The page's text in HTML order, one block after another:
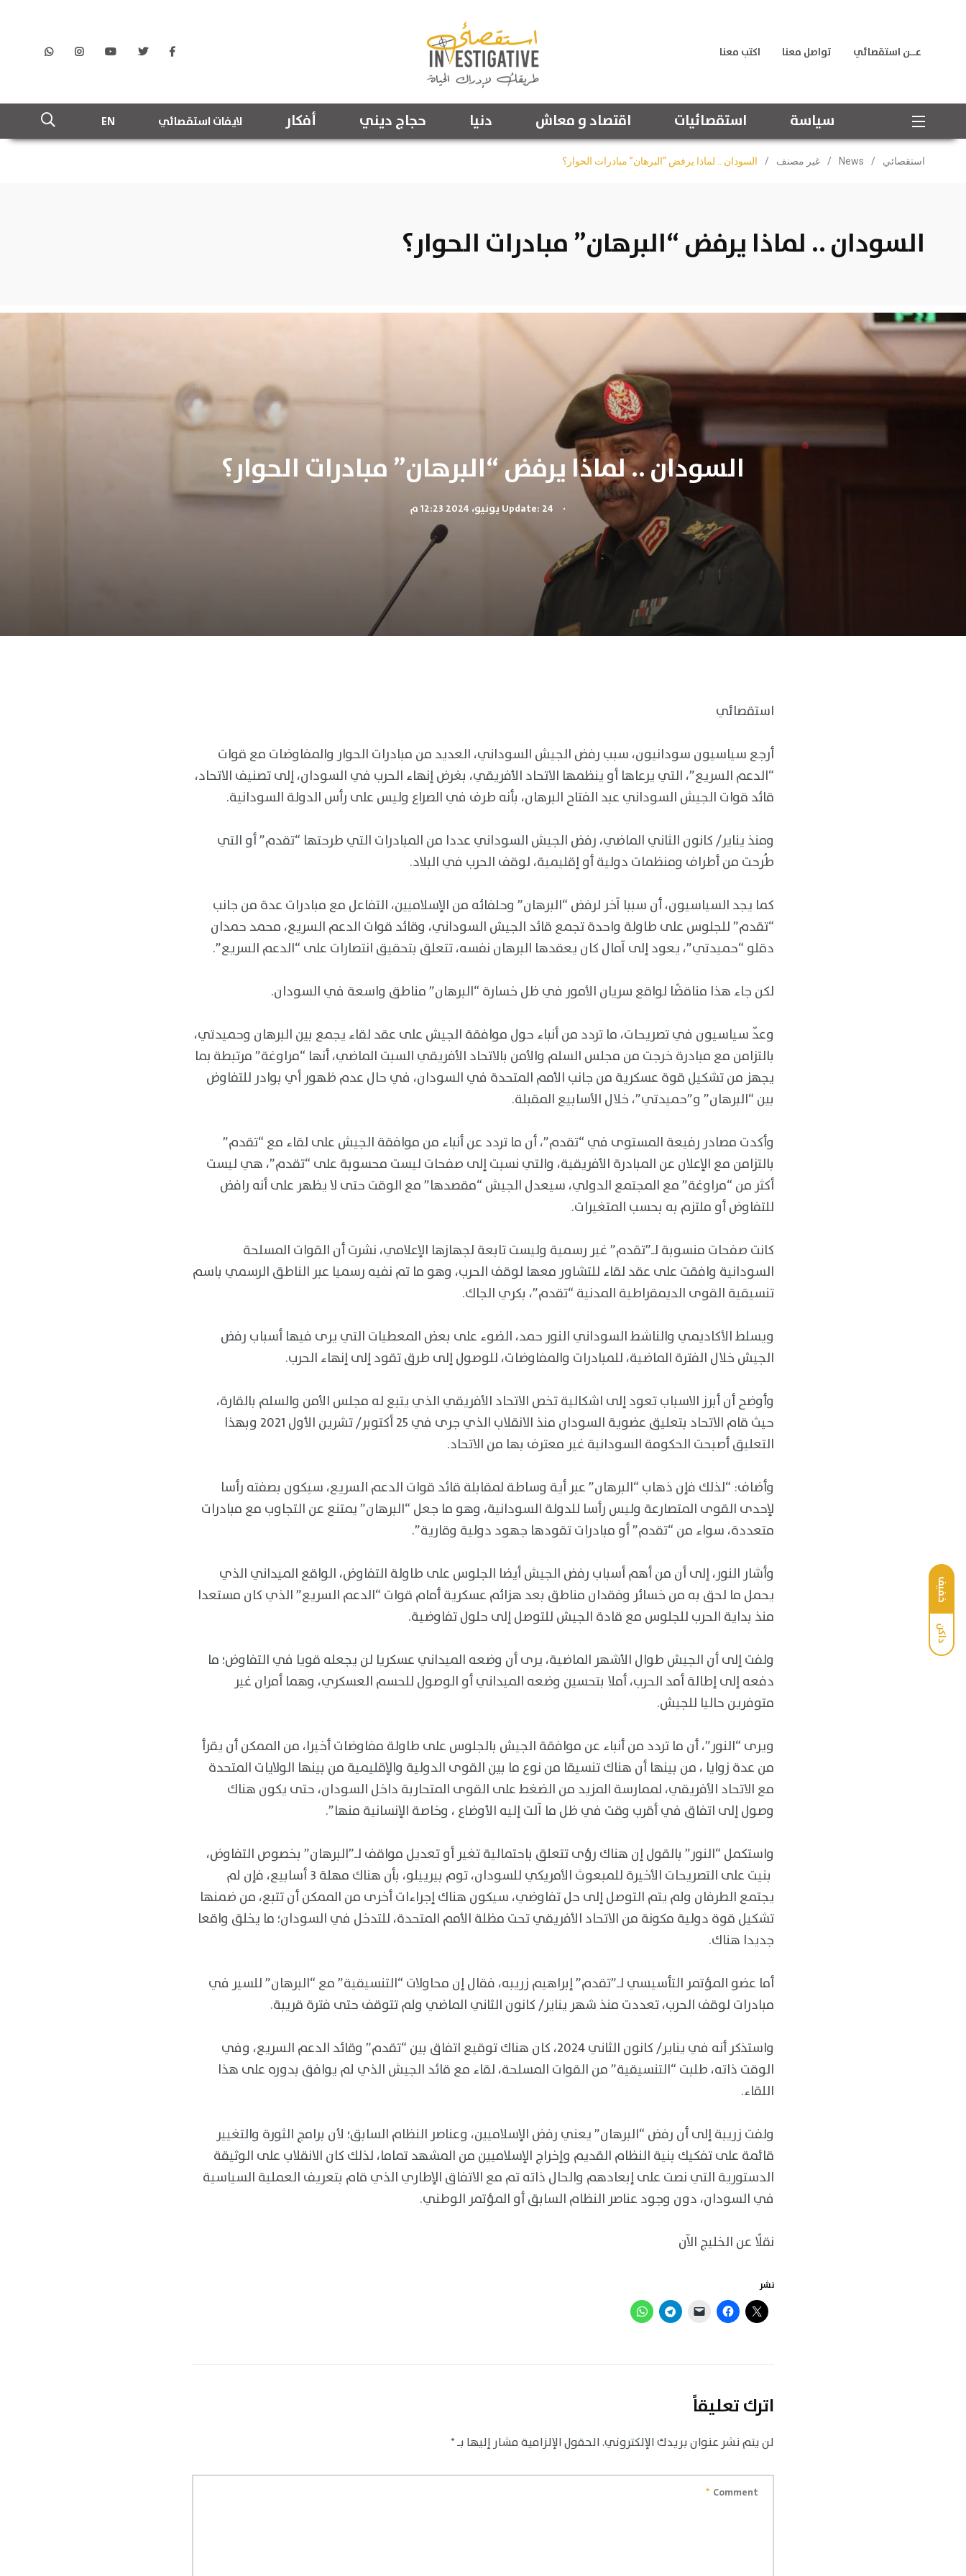
خفيف
داكن
عــن استقصائي تواصل معنا اكتب معنا
سياسة استقصائيات اقتصاد و معاش دنيا حجاج ديني أفكار لايفات استقصائي EN
استقصائي /
News
/ غير مصنف / السودان .. لماذا يرفض “البرهان” مبادرات الحوار؟
السودان .. لماذا يرفض “البرهان” مبادرات الحوار؟
السودان .. لماذا يرفض “البرهان” مبادرات الحوار؟
.
استقصائي
أرجع سياسيون سودانيون، سبب رفض الجيش السوداني، العديد من مبادرات الحوار والمفاوضات مع قوات
“الدعم السريع”، التي يرعاها أو ينظمها الاتحاد الأفريقي، بغرض إنهاء الحرب في السودان، إلى تصنيف الاتحاد،
قائد قوات الجيش السوداني عبد الفتاح البرهان، بأنه طرف في الصراع وليس على رأس الدولة السودانية.
ومنذ يناير/ كانون الثاني الماضي، رفض الجيش السوداني عددا من المبادرات التي طرحتها “تقدم” أو التي
طُرحت من أطراف ومنظمات دولية أو إقليمية، لوقف الحرب في البلاد.
كما يجد السياسيون، أن سببا آخر لرفض “البرهان” وحلفائه من الإسلاميين، التفاعل مع مبادرات عدة من جانب
“تقدم” للجلوس على طاولة واحدة تجمع قائد الجيش السوداني، وقائد قوات الدعم السريع، محمد حمدان
دقلو “حميدتي”، يعود إلى آمال كان يعقدها البرهان نفسه، تتعلق بتحقيق انتصارات على “الدعم السريع”.
لكن جاء هذا مناقضًا لواقع سريان الأمور في ظل خسارة “البرهان” مناطق واسعة في السودان.
وعدّ سياسيون في تصريحات، ما تردد من أنباء حول موافقة الجيش على عقد لقاء يجمع بين البرهان وحميدتي،
بالتزامن مع مبادرة خرجت من مجلس السلم والأمن بالاتحاد الأفريقي السبت الماضي، أنها “مراوغة” مرتبطة بما
يجهز من تشكيل قوة عسكرية من جانب الأمم المتحدة في السودان، في حال عدم ظهور أي بوادر للتفاوض
بين “البرهان” و”حميدتي”، خلال الأسابيع المقبلة.
وأكدت مصادر رفيعة المستوى في “تقدم”، أن ما تردد عن أنباء من موافقة الجيش على لقاء مع “تقدم”
بالتزامن مع الإعلان عن المبادرة الأفريقية، والتي نسبت إلى صفحات ليست محسوبة على “تقدم”، هي ليست
أكثر من “مراوغة” مع المجتمع الدولي، سيعدل الجيش “مقصدها” مع الوقت حتى لا يظهر على أنه رافض
للتفاوض أو ملتزم به بحسب المتغيرات.
كانت صفحات منسوبة لـ”تقدم” غير رسمية وليست تابعة لجهازها الإعلامي، نشرت أن القوات المسلحة
السودانية وافقت على عقد لقاء للتشاور معها لوقف الحرب، وهو ما تم نفيه رسميا عبر الناطق الرسمي باسم
تنسيقية القوى الديمقراطية المدنية “تقدم”، بكري الجاك.
ويسلط الأكاديمي والناشط السوداني النور حمد، الضوء على بعض المعطيات التي يرى فيها أسباب رفض
الجيش خلال الفترة الماضية، للمبادرات والمفاوضات، للوصول إلى طرق تقود إلى إنهاء الحرب.
وأوضح أن أبرز الاسباب تعود إلى اشكالية تخص الاتحاد الأفريقي الذي يتبع له مجلس الأمن والسلم بالقارة،
حيث قام الاتحاد بتعليق عضوية السودان منذ الانقلاب الذي جرى في 25 أكتوبر/ تشرين الأول 2021 وبهذا
التعليق أصبحت الحكومة السودانية غير معترف بها من الاتحاد.
وأضاف: “لذلك فإن ذهاب “البرهان” عبر أية وساطة لمقابلة قائد قوات الدعم السريع، سيكون بصفته رأسا
لإحدى القوى المتصارعة وليس رأسا للدولة السودانية، وهو ما جعل “البرهان” يمتنع عن التجاوب مع مبادرات
متعددة، سواء من “تقدم” أو مبادرات تقودها جهود دولية وقارية”.
وأشار النور، إلى أن من أهم أسباب رفض الجيش أيضا الجلوس على طاولة التفاوض، الواقع الميداني الذي
يحمل ما لحق به من خسائر وفقدان مناطق بعد هزائم عسكرية أمام قوات “الدعم السريع” الذي كان مستعدا
منذ بداية الحرب للجلوس مع قادة الجيش للتوصل إلى حلول تفاوضية.
ولفت إلى أن الجيش طوال الأشهر الماضية، يرى أن وضعه الميداني عسكريا لن يجعله قويا في التفاوض؛ ما
دفعه إلى إطالة أمد الحرب، أملا بتحسين وضعه الميداني أو الوصول للحسم العسكري، وهما أمران غير
متوفرين حاليا للجيش.
ويرى “النور”، أن ما تردد من أنباء عن موافقة الجيش بالجلوس على طاولة مفاوضات أخيرا، من الممكن أن يقرأ
من عدة زوايا ، من بينها أن هناك تنسيقا من نوع ما بين القوى الدولية والإقليمية من بينها الولايات المتحدة
مع الاتحاد الأفريقي، لممارسة المزيد من الضغط على القوى المتحاربة داخل السودان، حتى يكون هناك
وصول إلى اتفاق في أقرب وقت في ظل ما آلت إليه الأوضاع ، وخاصة الإنسانية منها”.
واستكمل “النور” بالقول إن هناك رؤى تتعلق باحتمالية تغير أو تعديل مواقف لـ”البرهان” بخصوص التفاوض،
بنيت على التصريحات الأخيرة للمبعوث الأمريكي للسودان، توم بيرييلو، بأن هناك مهلة 3 أسابيع، فإن لم
يجتمع الطرفان ولم يتم التوصل إلى حل تفاوضي، سيكون هناك إجراءات أخرى من الممكن أن تتبع، من ضمنها
تشكيل قوة دولية مكونة من الاتحاد الأفريقي تحت مظلة الأمم المتحدة، للتدخل في السودان؛ ما يخلق واقعا
جديدا هناك.
أما عضو المؤتمر التأسيسي لـ”تقدم” إبراهيم زريبه، فقال إن محاولات “التنسيقية” مع “البرهان” للسير في
مبادرات لوقف الحرب، تعددت منذ شهر يناير/ كانون الثاني الماضي ولم تتوقف حتى فترة قريبة.
واستذكر أنه في يناير/ كانون الثاني 2024، كان هناك توقيع اتفاق بين “تقدم” وقائد الدعم السريع، وفي
الوقت ذاته، طلبت “التنسيقية” من القوات المسلحة، لقاء مع قائد الجيش الذي لم يوافق بدوره على هذا
اللقاء.
ولفت زريبة إلى أن رفض “البرهان” يعني رفض الإسلاميين، وعناصر النظام السابق؛ لأن برامج الثورة والتغيير
قائمة على تفكيك بنية النظام القديم وإخراج الإسلاميين من المشهد تماما، لذلك كان الانقلاب على الوثيقة
الدستورية التي نصت على إبعادهم والحال ذاته تم مع الاتفاق الإطاري الذي قام بتعريف العملية السياسية
في السودان، دون وجود عناصر النظام السابق أو المؤتمر الوطني.
نقلًا عن الخليج الآن
نشر
اترك تعليقاً
لن يتم نشر عنوان بريدك الإلكتروني.الحقول الإلزامية مشار إليها بـ*
Comment
*